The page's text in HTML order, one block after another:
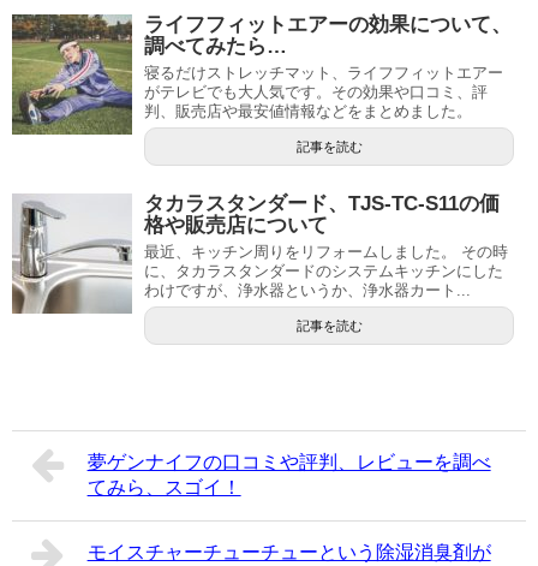
ライフフィットエアーの効果について、
調べてみたら…
寝るだけストレッチマット、ライフフィットエアー
がテレビでも大人気です。その効果や口コミ、評
判、販売店や最安値情報などをまとめました。
記事を読む
タカラスタンダード、TJS-TC-S11の価
格や販売店について
最近、キッチン周りをリフォームしました。 その時
に、タカラスタンダードのシステムキッチンにした
わけですが、浄水器というか、浄水器カート...
記事を読む
夢ゲンナイフの口コミや評判、レビューを調べ
てみら、スゴイ！
モイスチャーチューチューという除湿消臭剤が